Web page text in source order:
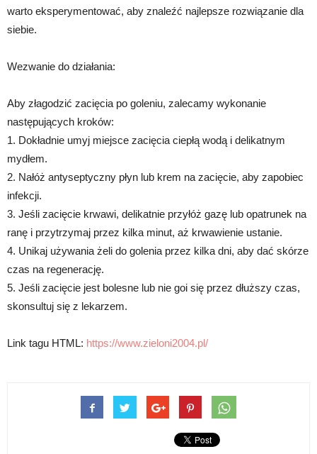
warto eksperymentować, aby znaleźć najlepsze rozwiązanie dla
siebie.
Wezwanie do działania:
Aby złagodzić zacięcia po goleniu, zalecamy wykonanie
następujących kroków:
1. Dokładnie umyj miejsce zacięcia ciepłą wodą i delikatnym
mydłem.
2. Nałóż antyseptyczny płyn lub krem na zacięcie, aby zapobiec
infekcji.
3. Jeśli zacięcie krwawi, delikatnie przyłóż gazę lub opatrunek na
ranę i przytrzymaj przez kilka minut, aż krwawienie ustanie.
4. Unikaj używania żeli do golenia przez kilka dni, aby dać skórze
czas na regenerację.
5. Jeśli zacięcie jest bolesne lub nie goi się przez dłuższy czas,
skonsultuj się z lekarzem.
Link tagu HTML: https://www.zieloni2004.pl/